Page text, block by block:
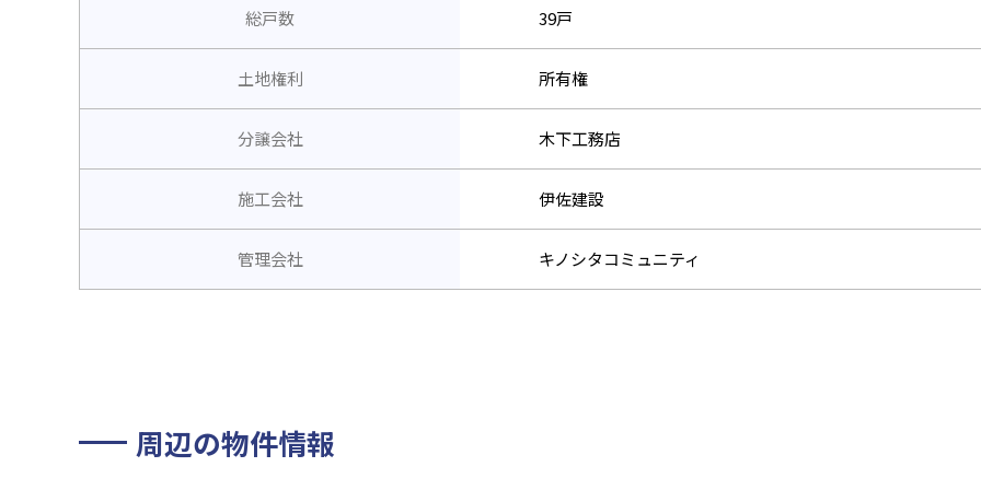
総戸数 39戸
土地権利 所有権
分譲会社 木下工務店
施工会社 伊佐建設
管理会社 キノシタコミュニティ
周辺の物件情報